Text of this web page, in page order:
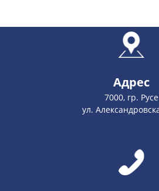
Адрес
7000, гр. Русе
ул.